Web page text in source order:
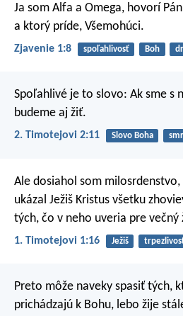
Ja som Alfa a Omega, hovorí
a ktorý príde, Všemohúci.
Zjavenie 1:8 spoľahlivosť Boh
Spoľahlivé je to slovo: Ak sme s
budeme aj žiť.
2. Timotejovi 2:11 Slovo Boha
Ale dosiahol som
ukázal Ježiš Kristus všetku
tých, čo v neho uveria pre večný
1. Timotejovi 1:16 Ježiš
Preto môže naveky spasiť tých,
prichádzajú k Bohu, lebo žije